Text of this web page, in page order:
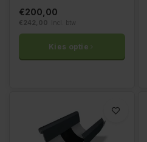
€200,00
€242,00 Incl. btw
Kies optie